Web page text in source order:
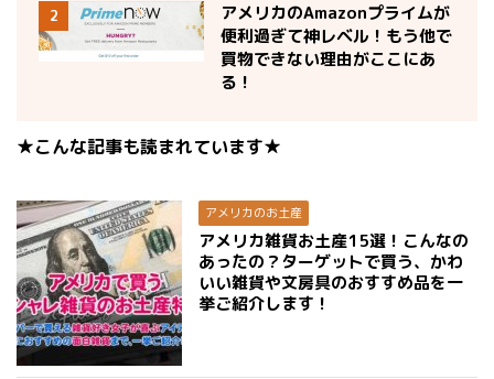
2
アメリカのAmazonプライムが
便利過ぎて神レベル！もう他で
買物できない理由がここにあ
る！
★こんな記事も読まれています★
アメリカのお土産
アメリカ雑貨お土産15選！こんなの
あったの？ターゲットで買う、かわ
いい雑貨や文房具のおすすめ品を一
挙ご紹介します！